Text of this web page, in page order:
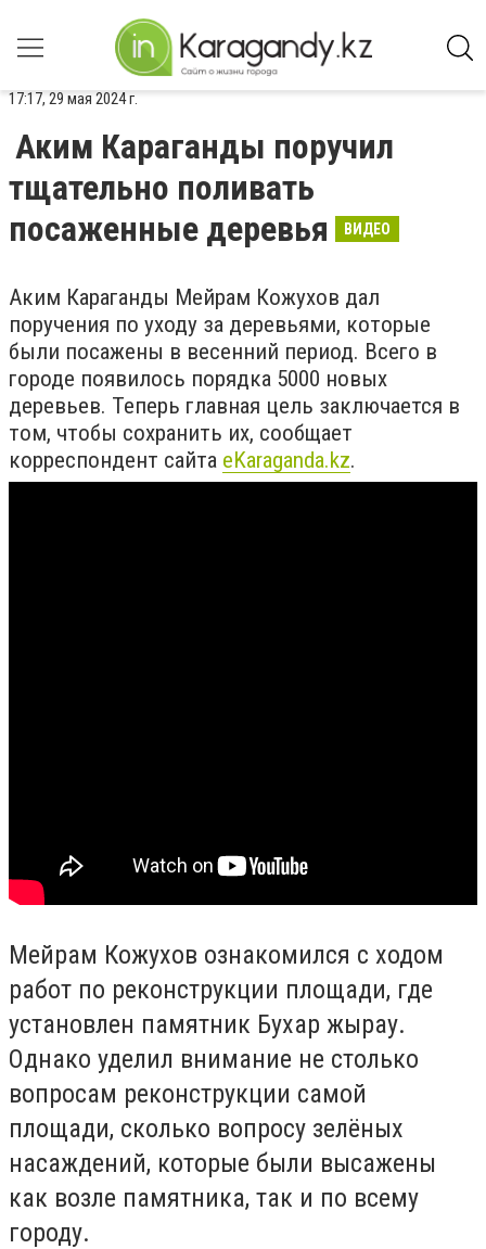
17:17, 29 мая 2024 г.
Аким Караганды поручил
тщательно поливать
посаженные деревья
ВИДЕО
Аким Караганды Мейрам Кожухов дал
поручения по уходу за деревьями, которые
были посажены в весенний период. Всего в
городе появилось порядка 5000 новых
деревьев. Теперь главная цель заключается в
том, чтобы сохранить их, сообщает
корреспондент сайта eKaraganda.kz.
Мейрам Кожухов ознакомился с ходом
работ по реконструкции площади, где
установлен памятник Бухар жырау.
Однако уделил внимание не столько
вопросам реконструкции самой
площади, сколько вопросу зелёных
насаждений, которые были высажены
как возле памятника, так и по всему
городу.